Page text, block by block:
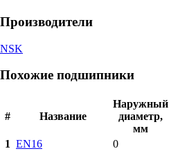
Производители
NSK
Похожие подшипники
# Название
Наружный
диаметр,
мм
1 EN16 0